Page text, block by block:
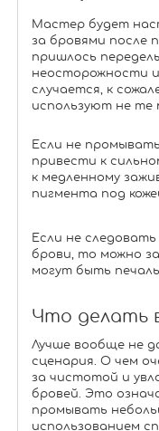
Мастер будет
за бровями после
пришлось
неосторожности
случается, к
используют не те
Если не
привести к
к медленному
пигмента под
Если не
брови, то можно
могут быть
Что делать
Лучше вообще не
сценария. О чем
за чистотой и
бровей. Это
промывать
использованием